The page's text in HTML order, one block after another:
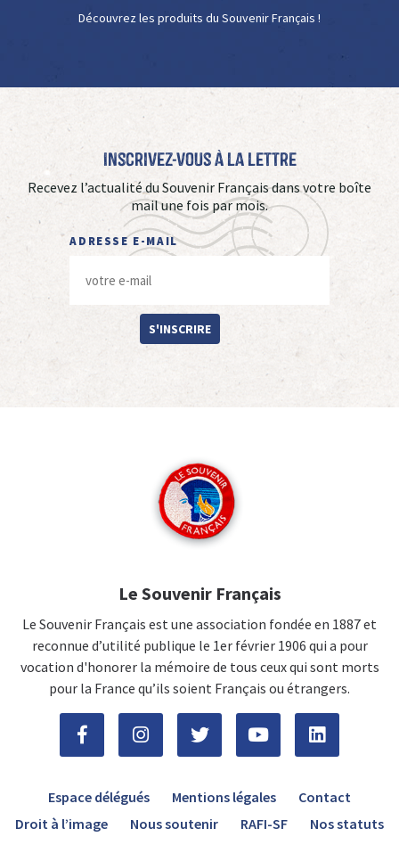
Découvrez les produits du Souvenir Français !
Inscrivez-vous à La Lettre
Recevez l’actualité du Souvenir Français dans votre boîte
mail une fois par mois.
ADRESSE E-MAIL
S'INSCRIRE
Le Souvenir Français
Le Souvenir Français est une association fondée en 1887 et
reconnue d’utilité publique le 1er février 1906 qui a pour
vocation d'honorer la mémoire de tous ceux qui sont morts
pour la France qu’ils soient Français ou étrangers.
Espace délégués Mentions légales
Contact
Droit à l’image
Nous soutenir RAFI-SF Nos statuts